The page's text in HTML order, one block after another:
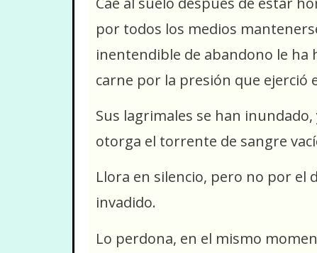
por todos los medios
inentendible de abandono le ha
carne por la presión que ejerció
Sus lagrimales se han
otorga el torrente de sangre
Llora en silencio, pero no por el
invadido.
Lo perdona, en el mismo